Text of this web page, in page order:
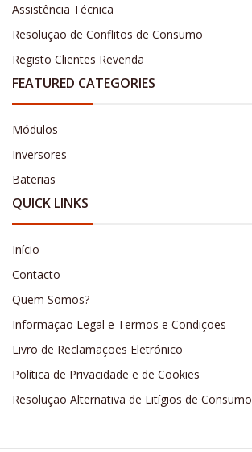
Assistência Técnica
Resolução de Conflitos de Consumo
Registo Clientes Revenda
FEATURED CATEGORIES
Módulos
Inversores
Baterias
QUICK LINKS
Início
Contacto
Quem Somos?
Informação Legal e Termos e Condições
Livro de Reclamações Eletrónico
Política de Privacidade e de Cookies
Resolução Alternativa de Litígios de Consumo